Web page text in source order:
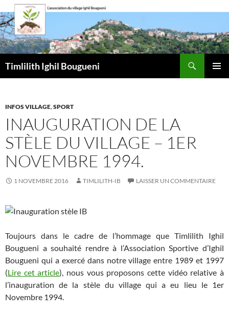
Aller
au
contenu
Timlilith Ighil Bougueni
INFOS VILLAGE,SPORT
INAUGURATION DE LA
STÈLE DU VILLAGE – 1ER
NOVEMBRE 1994.
1 NOVEMBRE 2016 TIMLILITH-IB LAISSER UN COMMENTAIRE
Toujours dans le cadre de l’hommage que Timlilith Ighil
Bougueni a souhaité rendre à l’Association Sportive d’Ighil
Bougueni qui a exercé dans notre village entre 1989 et 1997
(Lire cet article), nous vous proposons cette vidéo relative à
l’inauguration de la stèle du village qui a eu lieu le 1er
Novembre 1994.